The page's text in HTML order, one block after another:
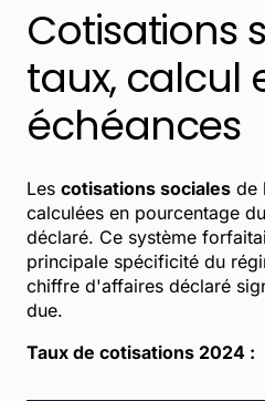
Cotisations
taux, calcul
échéances
Les cotisations sociales de
calculées en pourcentage
déclaré. Ce système
principale spécificité du
chiffre d'affaires déclaré
due.
Taux de cotisations 2024 :